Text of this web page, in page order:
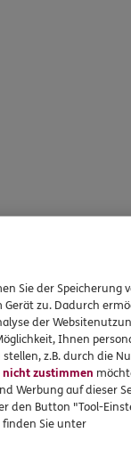
Sie der Speicherung
zu. Dadurch
der
Ihnen
z.B. durch die
nicht zustimmen
Werbung auf dieser
den Button "Tool-
finden Sie unter